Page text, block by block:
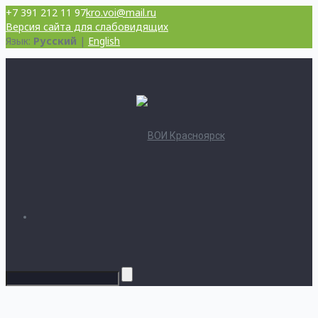
+7 391 212 11 97kro.voi@mail.ru
Версия сайта для слабовидящих
Язык: Русский | English